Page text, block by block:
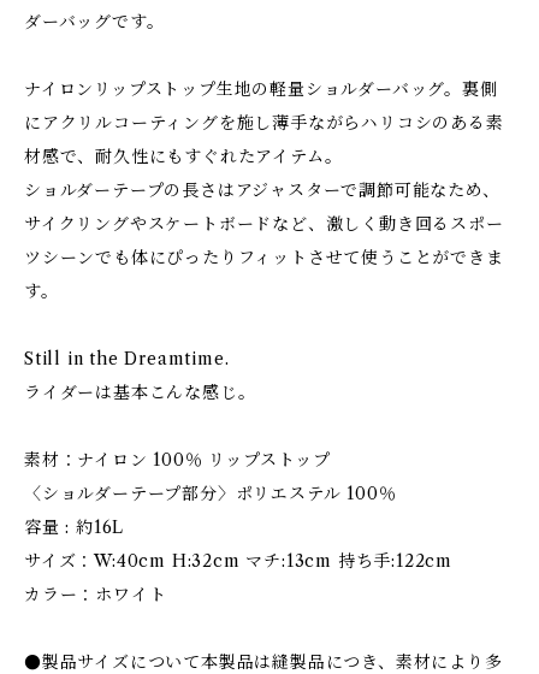
ダーバッグです。
ナイロンリップストップ生地の軽量ショルダーバッグ。裏側
にアクリルコーティングを施し薄手ながらハリコシのある素
材感で、耐久性にもすぐれたアイテム。
ショルダーテープの長さはアジャスターで調節可能なため、
サイクリングやスケートボードなど、激しく動き回るスポー
ツシーンでも体にぴったりフィットさせて使うことができま
す。
Still in the Dreamtime.
ライダーは基本こんな感じ。
素材：ナイロン 100％ リップストップ
〈ショルダーテープ部分〉ポリエステル 100％
容量 : 約16L
サイズ：W:40cm H:32cm マチ:13cm 持ち手:122cm
カラー：ホワイト
●製品サイズについて本製品は縫製品につき、素材により多